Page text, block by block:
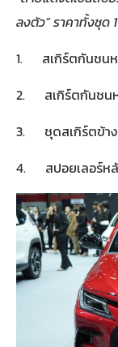
ลงตัว”ราคาทั้งชุด
1. สเกิร์ตกันช
2. สเกิร์ตกันช
3. ชุดสเกิร์ต
4. สปอยเลอร์